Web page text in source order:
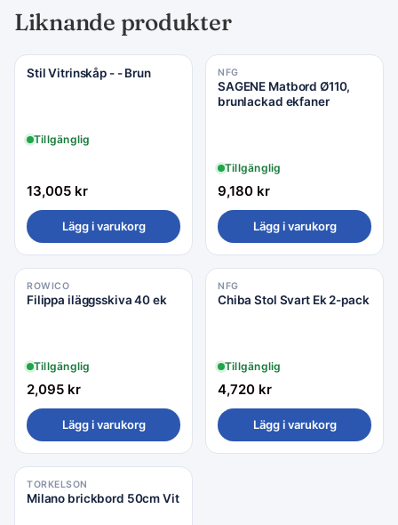
Liknande produkter
Stil Vitrinskåp - - Brun
Tillgänglig
13,005 kr
Lägg i varukorg
NFG
SAGENE Matbord Ø110,
brunlackad ekfaner
Tillgänglig
9,180 kr
Lägg i varukorg
ROWICO
Filippa iläggsskiva 40 ek
Tillgänglig
2,095 kr
Lägg i varukorg
NFG
Chiba Stol Svart Ek 2-pack
Tillgänglig
4,720 kr
Lägg i varukorg
TORKELSON
Milano brickbord 50cm Vit